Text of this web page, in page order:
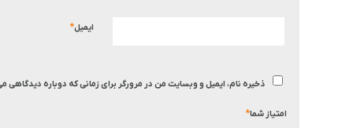
ایمیل*
ذخیره نام، ایمیل و وبسایت من در مرورگر برای زمانی که دوباره دیدگاهی
امتیاز شما*